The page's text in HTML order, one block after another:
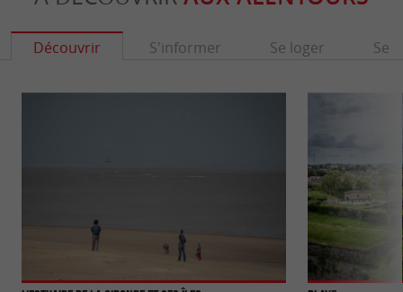
Découvrir S'informer Se loger Se